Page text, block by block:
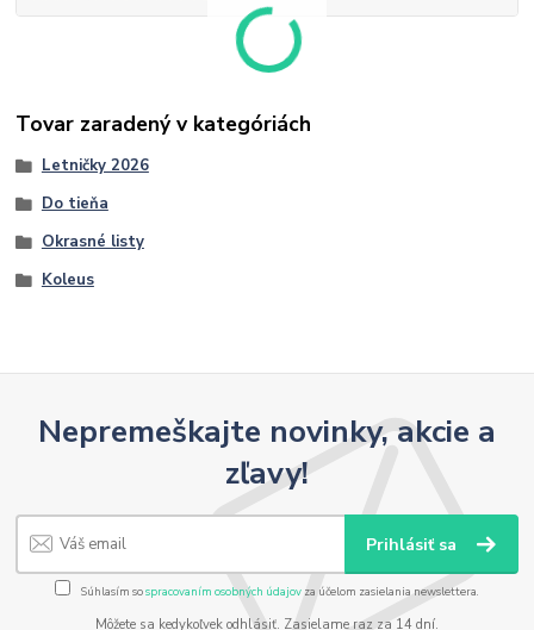
Tovar zaradený v kategóriách
Letničky 2026
Do tieňa
Okrasné listy
Koleus
Nepremeškajte novinky, akcie a
zľavy!
Prihlásiť sa
Súhlasím sospracovaním osobných údajov za účelom zasielania newslettera.
Môžete sa kedykoľvek odhlásiť. Zasielame raz za 14 dní.